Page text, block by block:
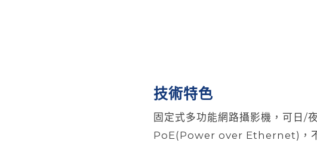
技術特色
固定式多功能網路攝影機，可日/
PoE(Power over Ethernet)，不